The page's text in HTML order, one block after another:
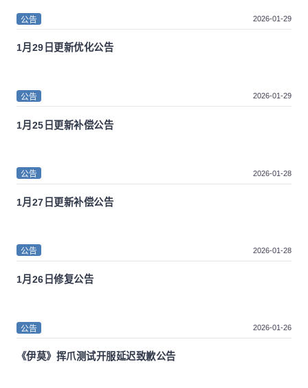
公告 2026-01-29
1月29日更新优化公告
公告 2026-01-29
1月25日更新补偿公告
公告 2026-01-28
1月27日更新补偿公告
公告 2026-01-28
1月26日修复公告
公告 2026-01-26
《伊莫》挥爪测试开服延迟致歉公告